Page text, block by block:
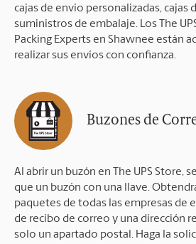
cajas de envío personalizadas, cajas
suministros de embalaje. Los The
Packing Experts en Shawnee están
realizar sus envíos con confianza.
Buzones de
Al abrir un buzón en The UPS Store,
que un buzón con una llave.
paquetes de todas las empresas de
de recibo de correo y una dirección
solo un apartado postal. Haga la